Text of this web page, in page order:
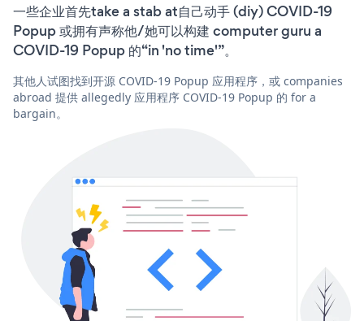
一些企业首先take a stab at自己动手 (diy) COVID-19
Popup 或拥有声称他/她可以构建 computer guru a
COVID-19 Popup 的“in 'no time'”。
其他人试图找到开源 COVID-19 Popup 应用程序，或 companies
abroad 提供 allegedly 应用程序 COVID-19 Popup 的 for a
bargain。